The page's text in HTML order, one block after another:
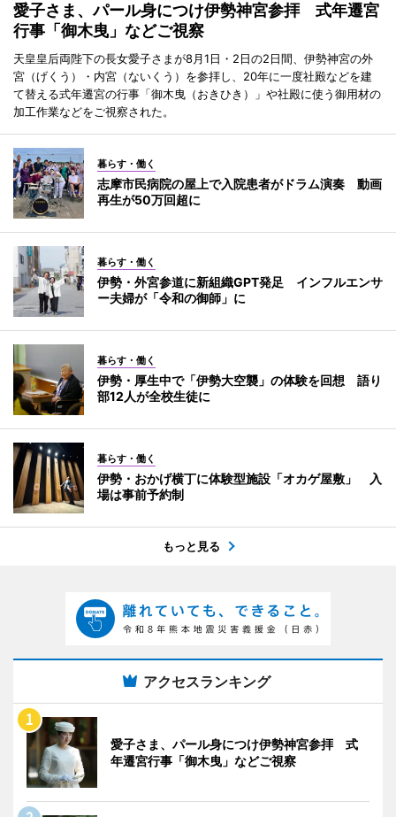
愛子さま、パール身につけ伊勢神宮参拝 式年遷宮
行事「御木曳」などご視察
天皇皇后両陛下の長女愛子さまが8月1日・2日の2日間、伊勢神宮の外
宮（げくう）・内宮（ないくう）を参拝し、20年に一度社殿などを建
て替える式年遷宮の行事「御木曳（おきひき）」や社殿に使う御用材の
加工作業などをご視察された。
暮らす・働く
志摩市民病院の屋上で入院患者がドラム演奏 動画
再生が50万回超に
暮らす・働く
伊勢・外宮参道に新組織GPT発足 インフルエンサ
ー夫婦が「令和の御師」に
暮らす・働く
伊勢・厚生中で「伊勢大空襲」の体験を回想 語り
部12人が全校生徒に
暮らす・働く
伊勢・おかげ横丁に体験型施設「オカゲ屋敷」 入
場は事前予約制
もっと見る
アクセスランキング
愛子さま、パール身につけ伊勢神宮参拝 式
年遷宮行事「御木曳」などご視察